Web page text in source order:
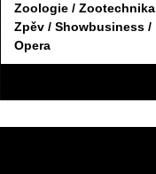
Zoologie / Zootechnika
Zpěv / Showbusiness /
Opera